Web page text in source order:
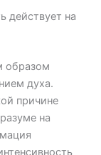
действует на
образом
духа.
причине
на